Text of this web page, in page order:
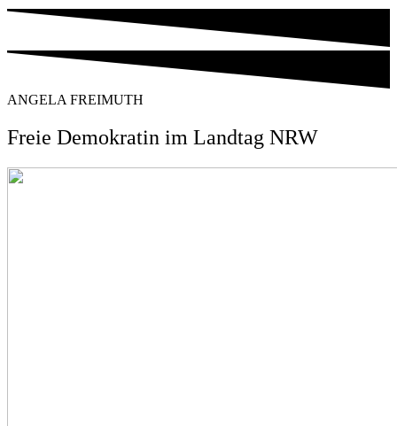
ANGE­LA FREIMUTH
Freie Demokratin im Landtag NRW